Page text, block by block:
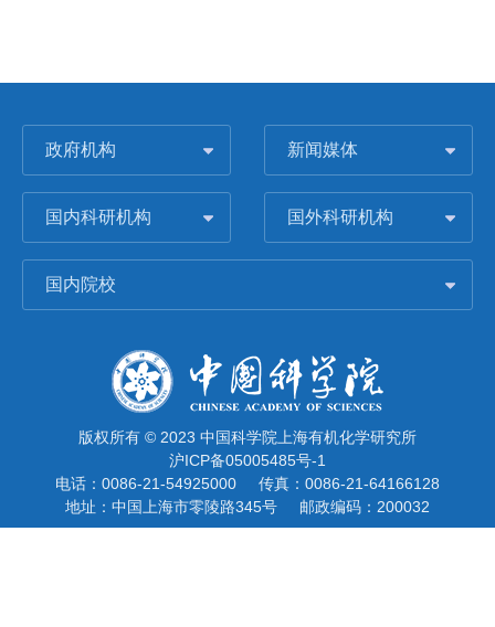
政府机构 新闻媒体
国内科研机构 国外科研机构
国内院校
版权所有 © 2023 中国科学院上海有机化学研究所
沪ICP备05005485号-1
电话：0086-21-54925000
传真：0086-21-64166128
地址：中国上海市零陵路345号
邮政编码：200032